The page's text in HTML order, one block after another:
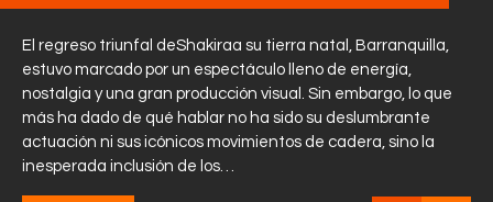
El regreso triunfal deShakiraa su tierra natal, Barranquilla,
estuvo marcado por un espectáculo lleno de energía,
nostalgia y una gran producción visual. Sin embargo, lo que
más ha dado de qué hablar no ha sido su deslumbrante
actuación ni sus icónicos movimientos de cadera, sino la
inesperada inclusión de los…